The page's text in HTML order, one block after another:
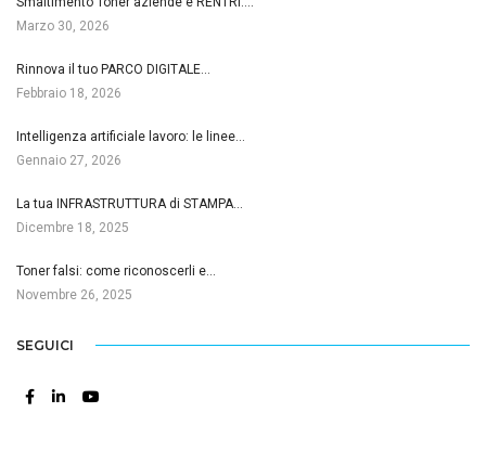
Marzo 30, 2026
Rinnova il tuo PARCO DIGITALE…
Febbraio 18, 2026
Intelligenza artificiale lavoro: le linee…
Gennaio 27, 2026
La tua INFRASTRUTTURA di STAMPA…
Dicembre 18, 2025
Toner falsi: come riconoscerli e…
Novembre 26, 2025
SEGUICI